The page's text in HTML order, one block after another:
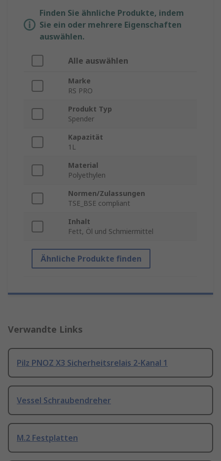
Finden Sie ähnliche Produkte, indem
Sie ein oder mehrere Eigenschaften
auswählen.
Alle auswählen
Marke
RS PRO
Produkt Typ
Spender
Kapazität
1L
Material
Polyethylen
Normen/Zulassungen
TSE_BSE compliant
Inhalt
Fett, Öl und Schmiermittel
Ähnliche Produkte finden
Verwandte Links
Pilz PNOZ X3 Sicherheitsrelais 2-Kanal 1
Vessel Schraubendreher
M.2 Festplatten